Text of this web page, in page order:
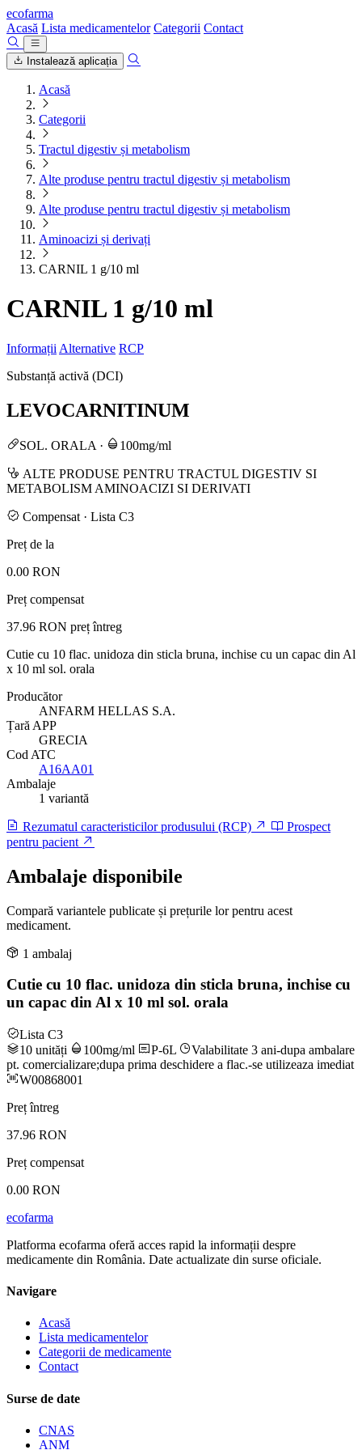
ecofarma
Acasă Lista medicamentelor Categorii Contact
Instalează aplicația
Acasă
Categorii
Tractul digestiv și metabolism
Alte produse pentru tractul digestiv și metabolism
Alte produse pentru tractul digestiv și metabolism
Aminoacizi și derivați
CARNIL 1 g/10 ml
CARNIL 1 g/10 ml
Informații Alternative RCP
Substanță activă (DCI)
LEVOCARNITINUM
SOL. ORALA · 100mg/ml
ALTE PRODUSE PENTRU TRACTUL DIGESTIV SI
METABOLISM AMINOACIZI SI DERIVATI
Compensat · Lista C3
Preț de la
0.00 RON
Preț compensat
37.96 RON preț întreg
Cutie cu 10 flac. unidoza din sticla bruna, inchise cu un capac din Al
x 10 ml sol. orala
Producător
ANFARM HELLAS S.A.
Țară APP
GRECIA
Cod ATC
A16AA01
Ambalaje
1 variantă
Rezumatul caracteristicilor produsului (RCP)
Prospect
pentru pacient
Ambalaje disponibile
Compară variantele publicate și prețurile lor pentru acest
medicament.
1 ambalaj
Cutie cu 10 flac. unidoza din sticla bruna, inchise cu
un capac din Al x 10 ml sol. orala
Lista C3
10 unități
100mg/ml P-6L
Valabilitate 3 ani-dupa ambalare
pt. comercializare;dupa prima deschidere a flac.-se utilizeaza imediat
W00868001
Preț întreg
37.96 RON
Preț compensat
0.00 RON
ecofarma
Platforma ecofarma oferă acces rapid la informații despre
medicamente din România. Date actualizate din surse oficiale.
Navigare
Acasă
Lista medicamentelor
Categorii de medicamente
Contact
Surse de date
CNAS
ANM